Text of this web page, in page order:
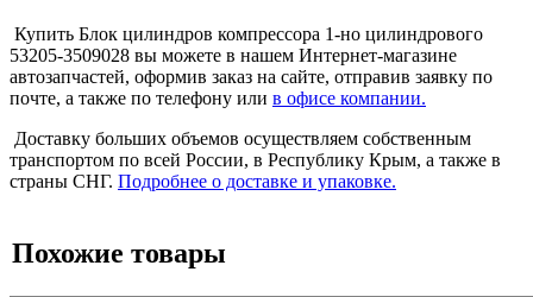
Купить Блок цилиндров компрессора 1-но цилиндрового
53205-3509028 вы можете в нашем Интернет-магазине
автозапчастей, оформив заказ на сайте, отправив заявку по
почте, а также по телефону или в офисе компании.
Доставку больших объемов осуществляем собственным
транспортом по всей России, в Республику Крым, а также в
страны СНГ. Подробнее о доставке и упаковке.
Похожие товары